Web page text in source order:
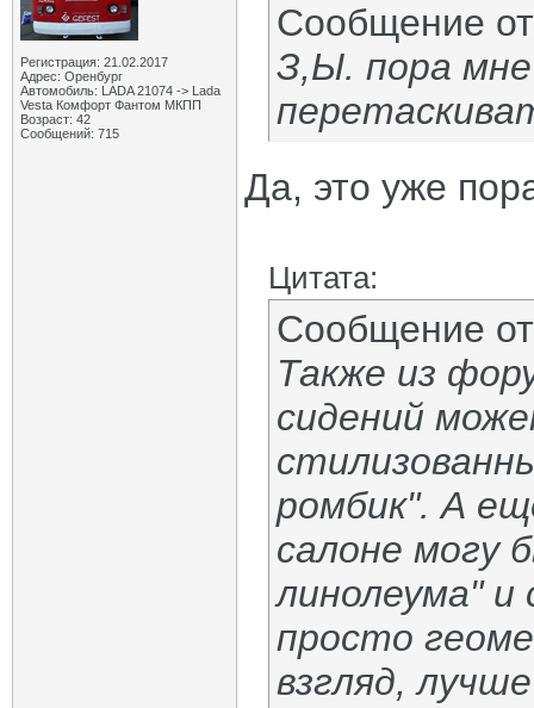
Регистрация: 21.02.2017
Адрес: Оренбург
Автомобиль: LADA 21074 -> Lada
Vesta Комфорт Фантом МКПП
Возраст: 42
Сообщений: 715
Сообщение
З,Ы. пора
Да, это уже
Цитата:
Сообщение
Также из
сидений
ромбик". А
салоне могу
линолеума" и
просто
взгляд,